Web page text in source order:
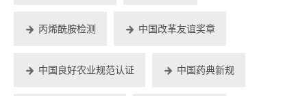
丙烯酰胺检测 中国改革友谊奖章
中国良好农业规范认证 中国药典新规